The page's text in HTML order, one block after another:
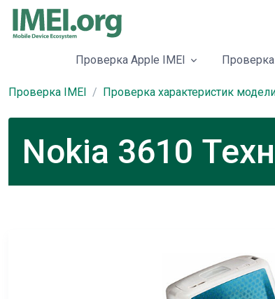
Проверка Apple IMEI
Проверка IMEI Проверка характеристик
Nokia 3610